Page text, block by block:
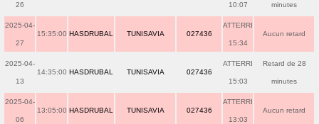
26 10:07 minutes
2025-04-
27
15:35:00 HASDRUBAL TUNISAVIA 027436
ATTERRI
15:34
Aucun retard
2025-04-
13
14:35:00 HASDRUBAL TUNISAVIA 027436
ATTERRI
15:03
Retard de 28
minutes
2025-04-
06
13:05:00 HASDRUBAL TUNISAVIA 027436
ATTERRI
13:03
Aucun retard